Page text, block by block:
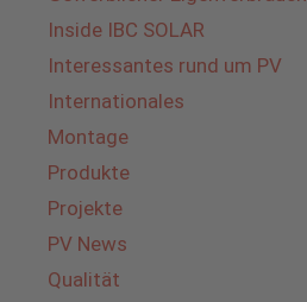
Inside IBC SOLAR
Interessantes rund um PV
Internationales
Montage
Produkte
Projekte
PV News
Qualität